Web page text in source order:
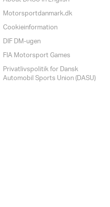
Motorsportdanmark.dk
Cookieinformation
DIF DM-ugen
FIA Motorsport Games
Privatlivspolitik for Dansk
Automobil Sports Union (DASU)